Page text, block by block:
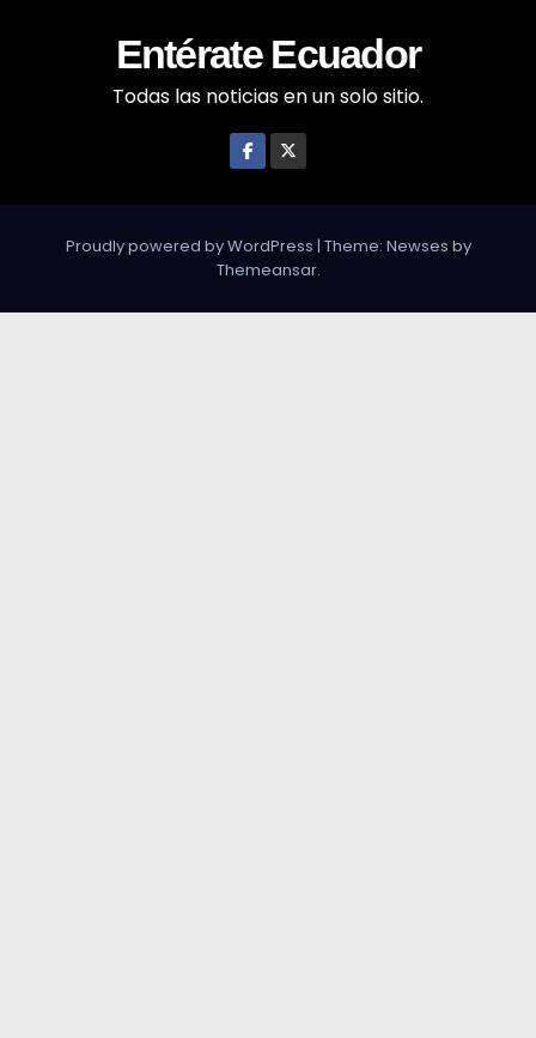
Entérate Ecuador
Todas las noticias en un solo sitio.
Proudly powered by WordPress | Theme: Newses by
Themeansar.